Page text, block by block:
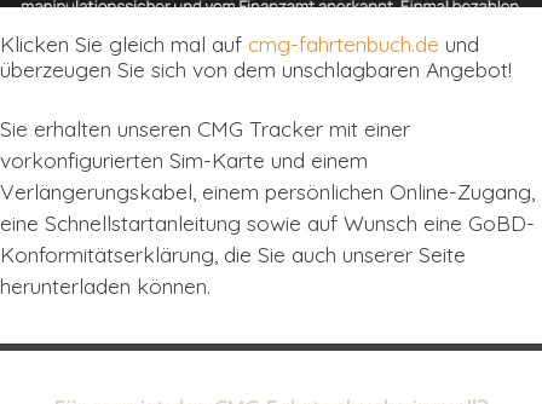
Klicken Sie gleich mal auf cmg-fahrtenbuch.de und
überzeugen Sie sich von dem unschlagbaren Angebot!
Sie erhalten unseren CMG Tracker mit einer
vorkonfigurierten Sim-Karte und einem
Verlängerungskabel, einem persönlichen Online-Zugang,
eine Schnellstartanleitung sowie auf Wunsch eine GoBD-
Konformitätserklärung, die Sie auch unserer Seite
herunterladen können.